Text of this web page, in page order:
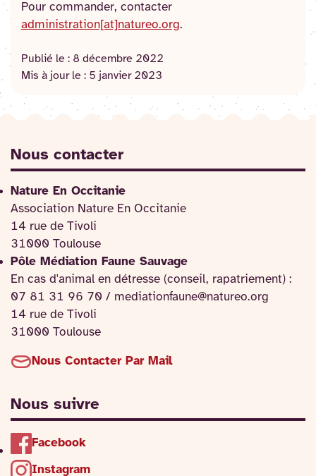
Pour commander, contacter
administration[at]natureo.org.
Publié le : 8 décembre 2022
Mis à jour le : 5 janvier 2023
Nous contacter
Nature En Occitanie
Association Nature En Occitanie
14 rue de Tivoli
31000 Toulouse
Pôle Médiation Faune Sauvage
En cas d'animal en détresse (conseil, rapatriement) :
07 81 31 96 70 / mediationfaune@natureo.org
14 rue de Tivoli
31000 Toulouse
Nous Contacter Par Mail
Nous suivre
Facebook
Instagram